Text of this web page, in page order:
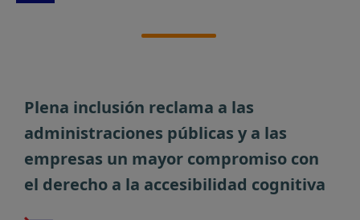
Plena inclusión reclama a las
administraciones públicas y a las
empresas un mayor compromiso con
el derecho a la accesibilidad cognitiva